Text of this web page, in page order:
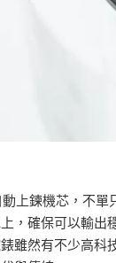
上鍊機芯，不
，確保可以輸出
雖然有不少高